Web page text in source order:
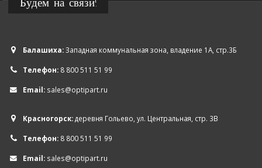
Балашиха:Западная коммунальная зона, владение 1А, стр.3Б
Телефон: 8 800 511 51 99
Email: sales@optipart.ru
Красногорск:деревня Гольево, ул. Центральная, стр. 3В
Телефон: 8 800 511 51 99
Email: sales@optipart.ru